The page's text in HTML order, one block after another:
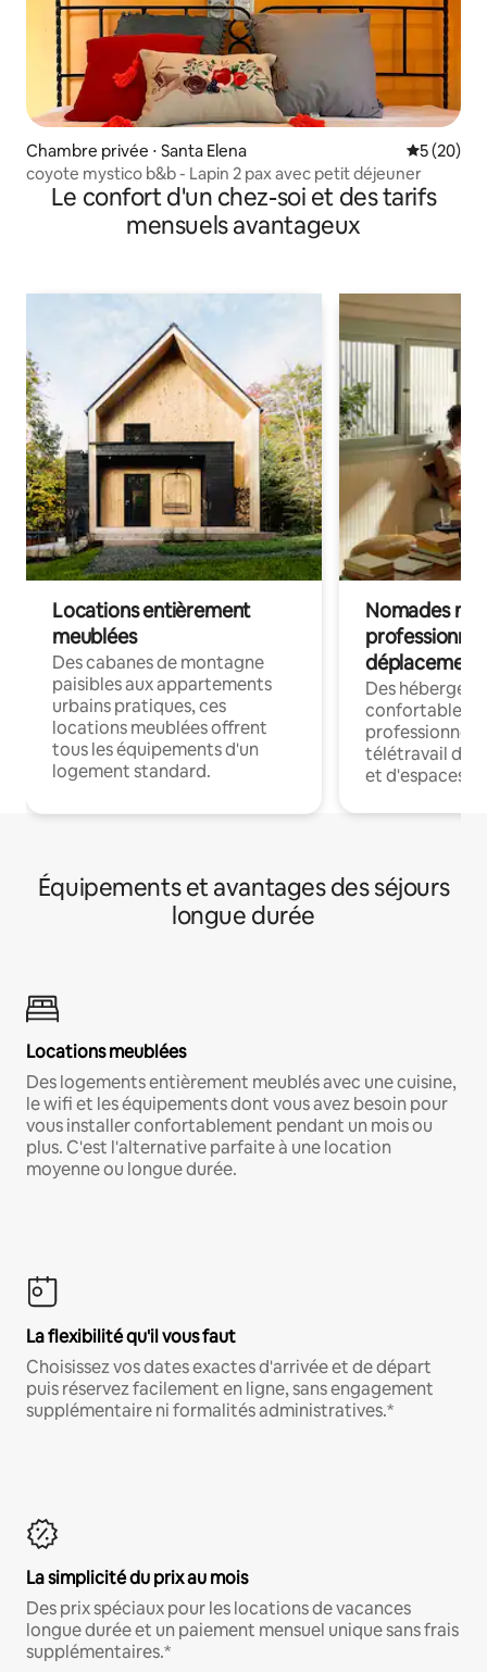
Chambre privée ⋅ Santa Elena
5 (20)
coyote mystico b&b - Lapin 2 pax avec petit déjeuner
Le confort d'un chez-soi et des tarifs
mensuels avantageux
Locations entièrement
meublées
Des cabanes de montagne
paisibles aux appartements
urbains pratiques, ces
locations meublées offrent
tous les équipements d'un
logement standard.
Nomades
déplacement
Des
confortables
professionnels
télétravail
et d'espaces
Équipements et avantages des séjours
longue durée
Locations meublées
Des logements entièrement meublés avec une cuisine,
le wifi et les équipements dont vous avez besoin pour
vous installer confortablement pendant un mois ou
plus. C'est l'alternative parfaite à une location
moyenne ou longue durée.
La flexibilité qu'il vous faut
Choisissez vos dates exactes d'arrivée et de départ
puis réservez facilement en ligne, sans engagement
supplémentaire ni formalités administratives.*
La simplicité du prix au mois
Des prix spéciaux pour les locations de vacances
longue durée et un paiement mensuel unique sans frais
supplémentaires.*